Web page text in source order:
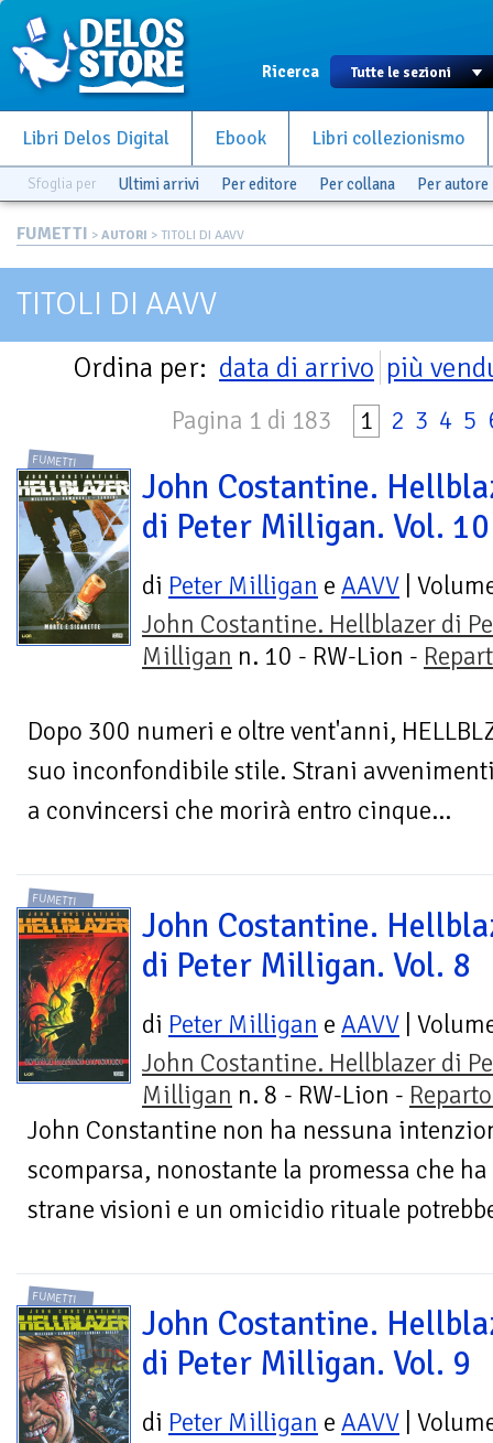
Ricerca
Libri Delos Digital Ebook Libri collezionismo
Sfoglia per Ultimi arrivi Per editore Per collana Per autore
FUMETTI > AUTORI > TITOLI DI AAVV
TITOLI DI AAVV
Ordina per: data di arrivo più
Pagina 1 di 183 1 2 3 4 5
FUMETTI
John Costantine.
di Peter Milligan. Vol. 10
di Peter Milligan e AAVV |
John Costantine. Hellblazer di
Milligan n. 10 - RW-Lion -
Dopo 300 numeri e oltre vent'anni,
suo inconfondibile stile. Strani
a convincersi che morirà entro cinque...
FUMETTI
John Costantine.
di Peter Milligan. Vol. 8
di Peter Milligan e AAVV |
John Costantine. Hellblazer di
Milligan n. 8 - RW-Lion -
John Constantine non ha nessuna
scomparsa, nonostante la promessa che
strane visioni e un omicidio rituale
FUMETTI
John Costantine.
di Peter Milligan. Vol. 9
di Peter Milligan e AAVV |